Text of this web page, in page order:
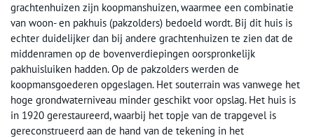
grachtenhuizen zijn koopmanshuizen, waarmee een combinatie
van woon- en pakhuis (pakzolders) bedoeld wordt. Bij dit huis is
echter duidelijker dan bij andere grachtenhuizen te zien dat de
middenramen op de bovenverdiepingen oorspronkelijk
pakhuisluiken hadden. Op de pakzolders werden de
koopmansgoederen opgeslagen. Het souterrain was vanwege het
hoge grondwaterniveau minder geschikt voor opslag. Het huis is
in 1920 gerestaureerd, waarbij het topje van de trapgevel is
gereconstrueerd aan de hand van de tekening in het